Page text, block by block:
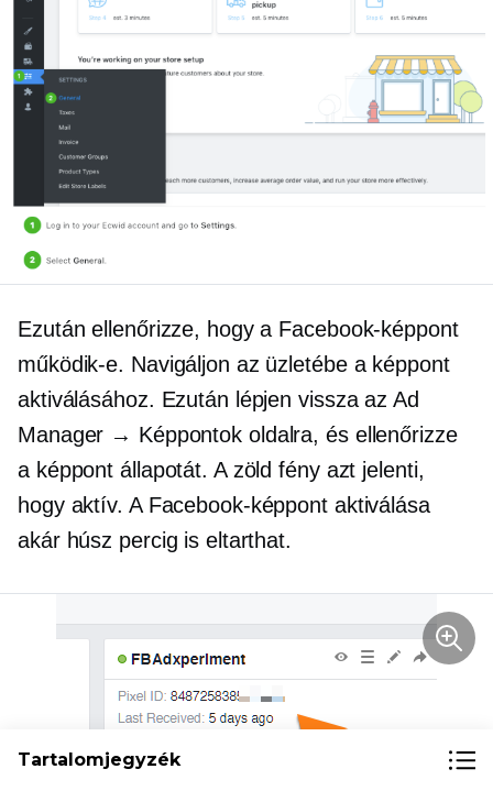
Ezután ellenőrizze, hogy a Facebook-képpont
működik-e. Navigáljon az üzletébe a képpont
aktiválásához. Ezután lépjen vissza az Ad
Manager → Képpontok oldalra, és ellenőrizze
a képpont állapotát. A zöld fény azt jelenti,
hogy aktív. A Facebook-képpont aktiválása
akár húsz percig is eltarthat.
Tartalomjegyzék